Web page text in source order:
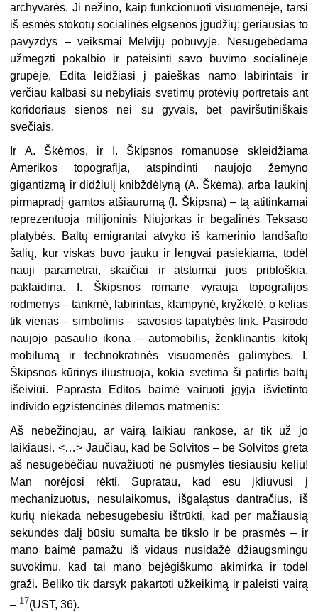
archyvarės. Ji nežino, kaip funkcionuoti visuomenėje, tarsi
iš esmės stokotų socialinės elgsenos įgūdžių; geriausias to
pavyzdys – veiksmai Melvijų pobūvyje. Nesugebėdama
užmegzti pokalbio ir pateisinti savo buvimo socialinėje
grupėje, Edita leidžiasi į paieškas namo labirintais ir
verčiau kalbasi su nebyliais svetimų protėvių portretais ant
koridoriaus sienos nei su gyvais, bet paviršutiniškais
svečiais.
Ir A. Škėmos, ir I. Škipsnos romanuose skleidžiama
Amerikos topografija, atspindinti naujojo žemyno
gigantizmą ir didžiulį knibždėlyną (A. Škėma), arba laukinį
pirmapradį gamtos atšiaurumą (I. Škipsna) – tą atitinkamai
reprezentuoja milijoninis Niujorkas ir begalinės Teksaso
platybės. Baltų emigrantai atvyko iš kamerinio landšafto
šalių, kur viskas buvo jauku ir lengvai pasiekiama, todėl
nauji parametrai, skaičiai ir atstumai juos pribloškia,
paklaidina. I. Škipsnos romane vyrauja topografijos
rodmenys – tankmė, labirintas, klampynė, kryžkelė, o kelias
tik vienas – simbolinis – savosios tapatybės link. Pasirodo
naujojo pasaulio ikona – automobilis, ženklinantis kitokį
mobilumą ir technokratinės visuomenės galimybes. I.
Škipsnos kūrinys iliustruoja, kokia svetima ši patirtis baltų
išeiviui. Paprasta Editos baimė vairuoti įgyja išvietinto
individo egzistencinės dilemos matmenis:
Aš nebežinojau, ar vairą laikiau rankose, ar tik už jo
laikiausi. <…> Jaučiau, kad be Solvitos – be Solvitos greta
aš nesugebėčiau nuvažiuoti nė pusmylės tiesiausiu keliu!
Man norėjosi rėkti. Supratau, kad esu įkliuvusi į
mechanizuotus, nesulaikomus, išgaląstus dantračius, iš
kurių niekada nebesugebėsiu ištrūkti, kad per mažiausią
sekundės dalį būsiu sumalta be tikslo ir be prasmės – ir
mano baimė pamažu iš vidaus nusidažė džiaugsmingu
suvokimu, kad tai mano bejėgiškumo akimirka ir todėl
graži. Beliko tik darsyk pakartoti užkeikimą ir paleisti vairą
– 17(UST, 36).